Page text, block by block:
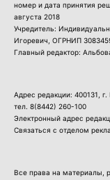
номер и дата принятия
августа 2018
Учредитель:
Игоревич, ОГРНИП
Главный редактор:
Адрес редакции: 400131,
тел. 8(8442) 260-100
Электронный адрес
Связаться с отделом
Все права на материалы,